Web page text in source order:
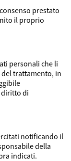
prestato
il proprio
personali che li
trattamento, in
diritto di
notificando il
della
indicati.